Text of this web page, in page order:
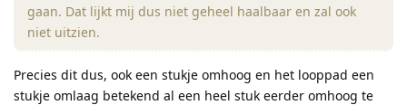
gaan. Dat lijkt mij dus niet geheel haalbaar en zal ook
niet uitzien.
Precies dit dus, ook een stukje omhoog en het looppad een
stukje omlaag betekend al een heel stuk eerder omhoog te